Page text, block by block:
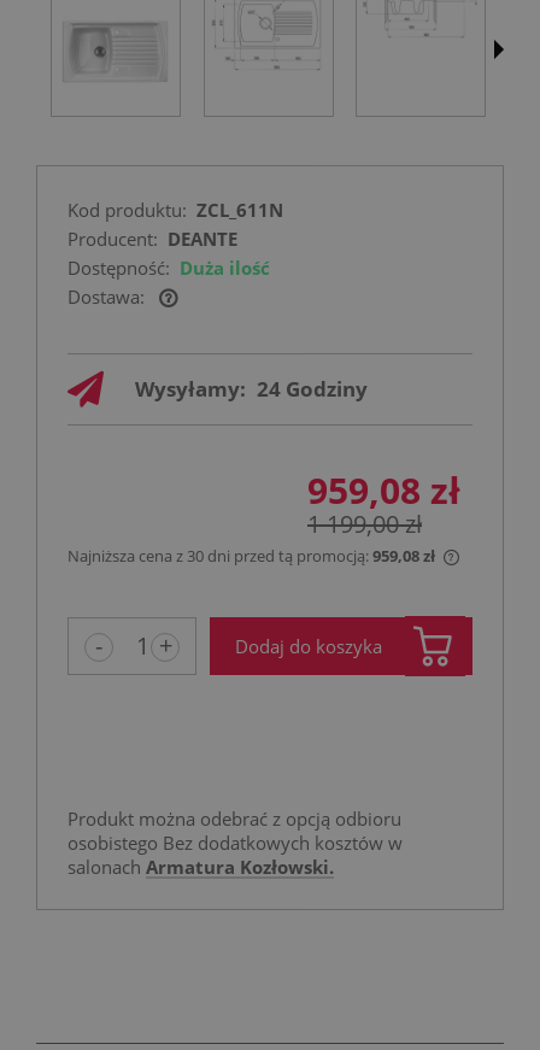
Kod produktu: ZCL_611N
Producent: DEANTE
Dostępność: Duża ilość
Dostawa:
Cena nie zawiera ewentualnych kosztów
Wysyłamy: 24 Godziny
959,08 zł
1 199,00 zł
Najniższa cena z 30 dni przed tą promocją:959,08 zł
- + Dodaj do koszyka
Produkt można odebrać z opcją odbioru
osobistego Bez dodatkowych kosztów w
salonach Armatura Kozłowski.